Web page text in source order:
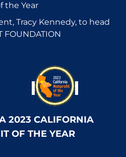
the Year
Tracy Kennedy, to head
FOUNDATION
2023 CALIFORNIA
OF THE YEAR